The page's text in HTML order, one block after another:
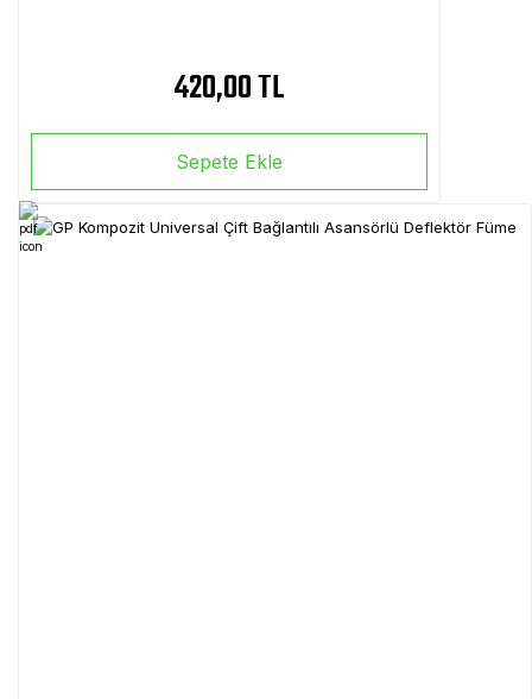
420,00 TL
Sepete Ekle